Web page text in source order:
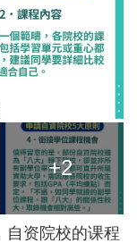
+2
自资院校的课程